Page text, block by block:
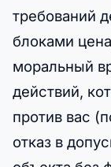
требований
блоками
моральный
действий,
против вас
отказ в